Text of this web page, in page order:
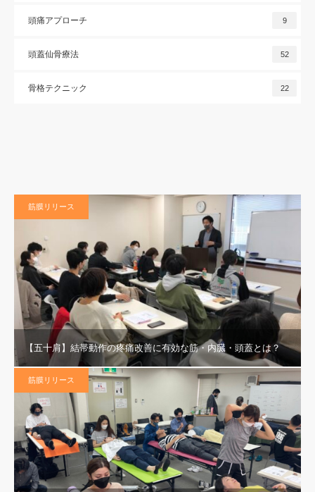
頭痛アプローチ 9
頭蓋仙骨療法 52
骨格テクニック 22
筋膜リリース
【五十肩】結帯動作の疼痛改善に有効な筋・内臓・頭蓋とは？
筋膜リリース